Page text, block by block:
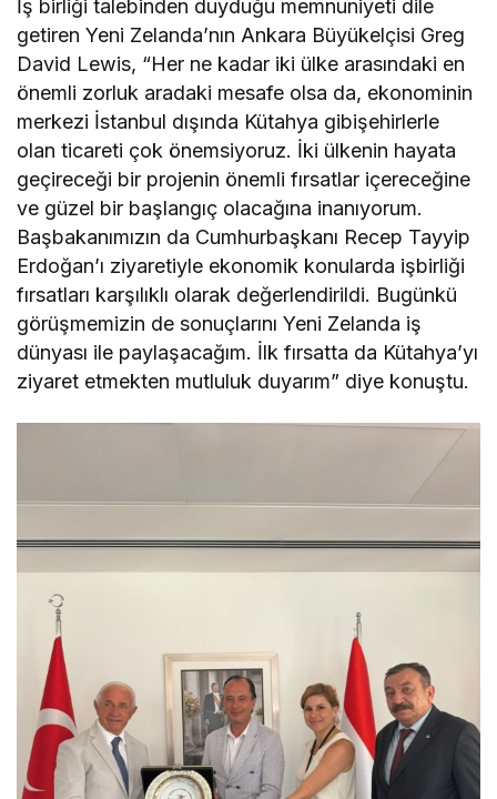
İş birliği talebinden duyduğu memnuniyeti dile
getiren Yeni Zelanda’nın Ankara Büyükelçisi Greg
David Lewis, “Her ne kadar iki ülke arasındaki en
önemli zorluk aradaki mesafe olsa da, ekonominin
merkezi İstanbul dışında Kütahya gibişehirlerle
olan ticareti çok önemsiyoruz. İki ülkenin hayata
geçireceği bir projenin önemli fırsatlar içereceğine
ve güzel bir başlangıç olacağına inanıyorum.
Başbakanımızın da Cumhurbaşkanı Recep Tayyip
Erdoğan’ı ziyaretiyle ekonomik konularda işbirliği
fırsatları karşılıklı olarak değerlendirildi. Bugünkü
görüşmemizin de sonuçlarını Yeni Zelanda iş
dünyası ile paylaşacağım. İlk fırsatta da Kütahya’yı
ziyaret etmekten mutluluk duyarım” diye konuştu.